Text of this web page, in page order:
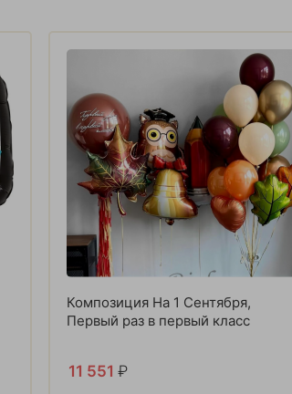
Композиция На 1 Сентября,
Первый раз в первый класс
11 551 ₽